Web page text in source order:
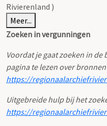
Rivierenland )
Meer...
Zoeken in vergunningen
Voordat je gaat zoeken in
pagina te lezen over
https://
Uitgebreide hulp bij het
https://